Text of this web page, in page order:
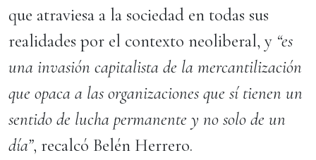
que atraviesa a la sociedad en todas sus
realidades por el contexto neoliberal, y “es
una invasión capitalista de la mercantilización
que opaca a las organizaciones que sí tienen un
sentido de lucha permanente y no solo de un
día”, recalcó Belén Herrero.